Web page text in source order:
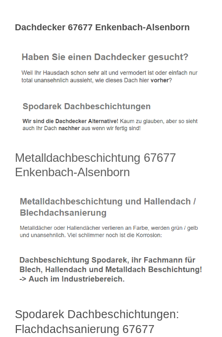
Dachdecker 67677 Enkenbach-Alsenborn
Metalldachbeschichtung 67677
Enkenbach-Alsenborn
Spodarek Dachbeschichtungen:
Flachdachsanierung 67677